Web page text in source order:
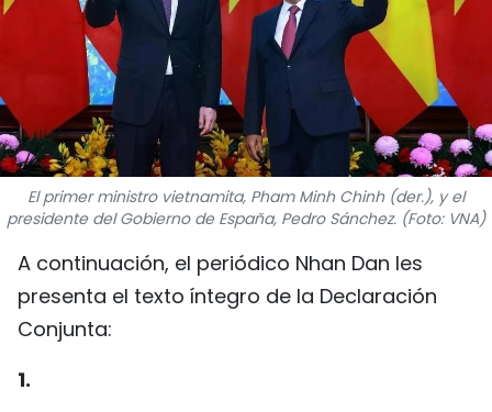
PUENTE DE AMISTAD
HISTORIAS MULTIMEDIA
FOTOGRAFÍA
¿QUIÉNES SOMOS?
TIẾNG VIỆT
ENGLISH
El primer ministro vietnamita, Pham Minh Chinh (der.), y el
presidente del Gobierno de España, Pedro Sánchez. (Foto: VNA)
A continuación, el periódico Nhan Dan les
presenta el texto íntegro de la Declaración
Conjunta:
1.